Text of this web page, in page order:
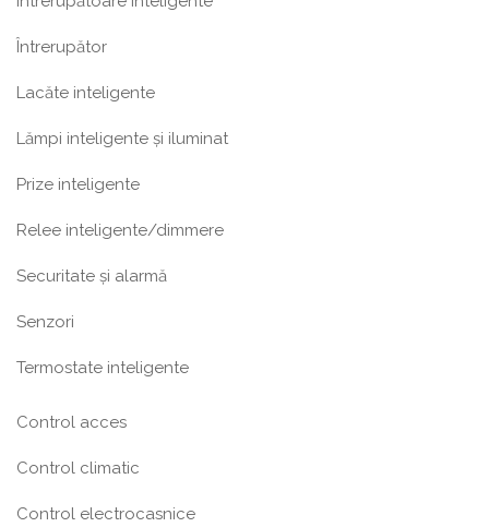
Întrerupător
Lacăte inteligente
Lămpi inteligente și iluminat
Prize inteligente
Relee inteligente/dimmere
Securitate și alarmă
Senzori
Termostate inteligente
Control acces
Control climatic
Control electrocasnice